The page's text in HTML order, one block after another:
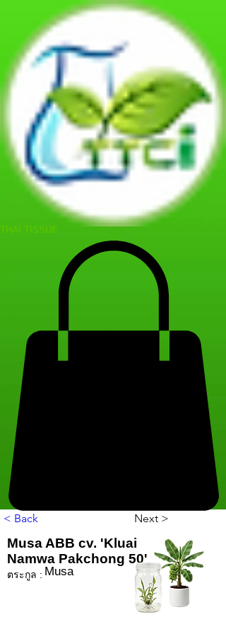
< Back Next >
Musa ABB cv. 'Kluai
Namwa Pakchong 50'
ตระกูล : Musa